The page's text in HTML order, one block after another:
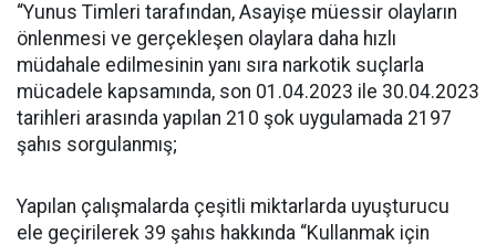
“Yunus Timleri tarafından, Asayişe müessir olayların
önlenmesi ve gerçekleşen olaylara daha hızlı
müdahale edilmesinin yanı sıra narkotik suçlarla
mücadele kapsamında, son 01.04.2023 ile 30.04.2023
tarihleri arasında yapılan 210 şok uygulamada 2197
şahıs sorgulanmış;
Yapılan çalışmalarda çeşitli miktarlarda uyuşturucu
ele geçirilerek 39 şahıs hakkında “Kullanmak için